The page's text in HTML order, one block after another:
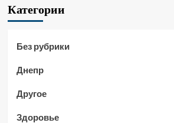
Категории
Без рубрики
Днепр
Другое
Здоровье